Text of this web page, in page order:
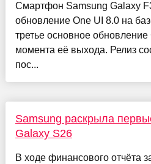
Смартфон Samsung Galaxy
обновление One UI 8.0 на
третье основное
момента её выхода. Релиз
пос...
Samsung раскрыла
Galaxy S26
В ходе финансового отчёта